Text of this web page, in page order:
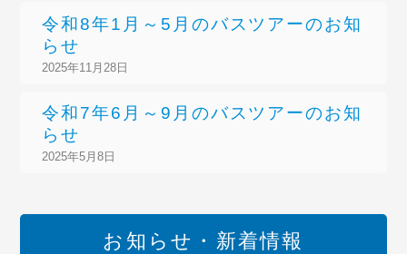
令和8年1月～5月のバスツアーのお知
らせ
2025年11月28日
令和7年6月～9月のバスツアーのお知
らせ
2025年5月8日
お知らせ・新着情報